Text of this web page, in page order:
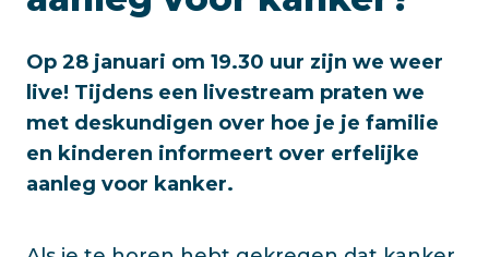
Op 28 januari om 19.30 uur zijn we weer
live! Tijdens een livestream praten we
met deskundigen over hoe je je familie
en kinderen informeert over erfelijke
aanleg voor kanker.